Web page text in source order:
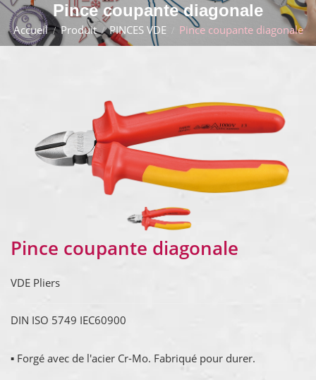
Pince coupante diagonale
Accueil Produit PINCES VDE Pince coupante diagonale
Pince coupante diagonale
VDE Pliers
DIN ISO 5749 IEC60900
▪ Forgé avec de l'acier Cr-Mo. Fabriqué pour durer.